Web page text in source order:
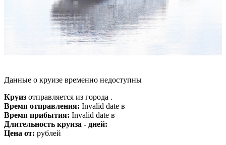
Данные о круизе временно недоступны
Круиз отправляется из города .
Время отправления: Invalid date в
Время прибытия: Invalid date в
Длительность круиза - дней:
Цена от: рублей